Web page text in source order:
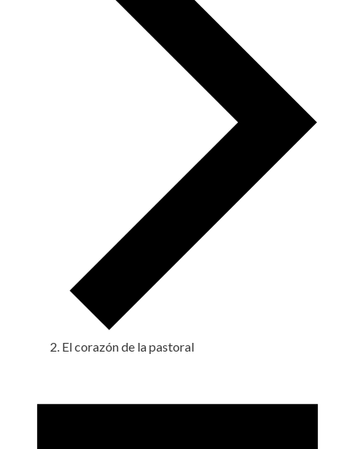
El corazón de la pastoral